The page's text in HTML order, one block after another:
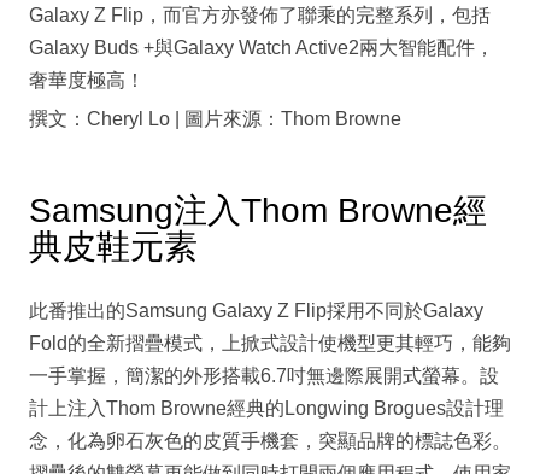
Galaxy Z Flip，而官方亦發佈了聯乘的完整系列，包括
Galaxy Buds +與Galaxy Watch Active2兩大智能配件，
奢華度極高！
撰文：Cheryl Lo | 圖片來源：Thom Browne
Samsung注入Thom Browne經
典皮鞋元素
此番推出的Samsung Galaxy Z Flip採用不同於Galaxy
Fold的全新摺疊模式，上掀式設計使機型更其輕巧，能夠
一手掌握，簡潔的外形搭載6.7吋無邊際展開式螢幕。設
計上注入Thom Browne經典的Longwing Brogues設計理
念，化為卵石灰色的皮質手機套，突顯品牌的標誌色彩。